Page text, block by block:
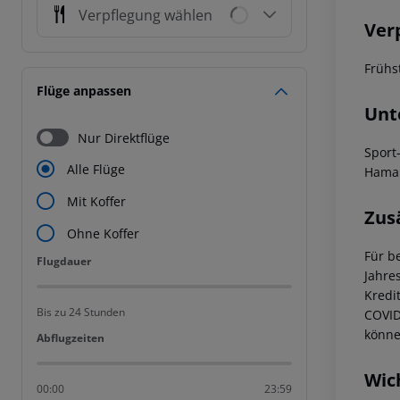
Verpflegung wählen
Flüge anpassen
Nur Direktflüge
Alle Flüge
Mit Koffer
Ohne Koffer
Flugdauer
Flugdauer
Bis zu 24 Stunden
Abflugzeiten
Abflugzeiten
00:00 23:59
Für